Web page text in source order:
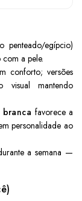
penteado/egípcio)
a pele.
conforto; versões
visual mantendo
favorece a
personalidade ao
a semana —